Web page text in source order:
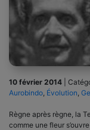
10 février 2014
Aurobindo Évolution
Règne après règne, la
comme une fleur